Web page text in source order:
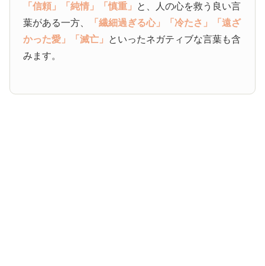
「信頼」
「純情」 「慎重」 と、人の心を救う良い言
葉がある一方、
「繊細過ぎる心」 「冷たさ」
「遠ざ
かった愛」
「滅亡」 といったネガティブな言葉も含
みます。